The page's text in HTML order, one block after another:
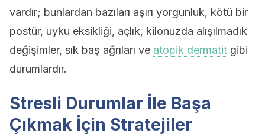
vardır; bunlardan bazıları aşırı yorgunluk, kötü bir
postür, uyku eksikliği, açlık, kilonuzda alışılmadık
değişimler, sık baş ağrıları ve atopik dermatit gibi
durumlardır.
Stresli Durumlar İle Başa
Çıkmak İçin Stratejiler